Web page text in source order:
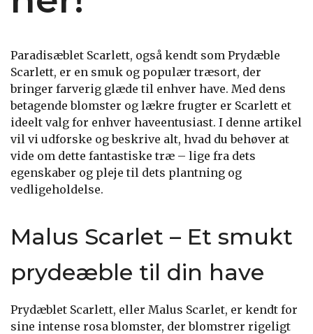
Paradisæblet Scarlett, også kendt som Prydæble
Scarlett, er en smuk og populær træsort, der
bringer farverig glæde til enhver have. Med dens
betagende blomster og lækre frugter er Scarlett et
ideelt valg for enhver haveentusiast. I denne artikel
vil vi udforske og beskrive alt, hvad du behøver at
vide om dette fantastiske træ – lige fra dets
egenskaber og pleje til dets plantning og
vedligeholdelse.
Malus Scarlet – Et smukt
prydeæble til din have
Prydæblet Scarlett, eller Malus Scarlet, er kendt for
sine intense rosa blomster, der blomstrer rigeligt